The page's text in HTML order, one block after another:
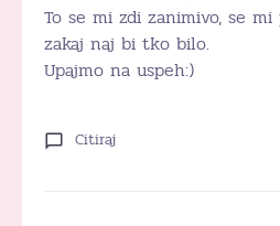
To se mi zdi zanimivo, se
zakaj naj bi tko bilo.
Upajmo na uspeh:)
Citiraj